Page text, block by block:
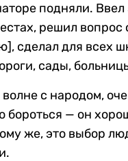
подняли. Ввел
решил вопрос
сделал для всех
сады,
с народом,
бороться — он
же, это выбор